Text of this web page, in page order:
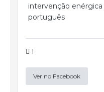
intervenção
português
1
Ver no Facebook